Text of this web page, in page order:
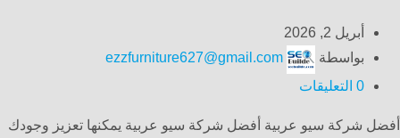
أبريل 2, 2026
بواسطة
ezzfurniture627@gmail.com
0 التعليقات
أفضل شركة سيو عربية أفضل شركة سيو عربية يمكنها تعزيز وجودك